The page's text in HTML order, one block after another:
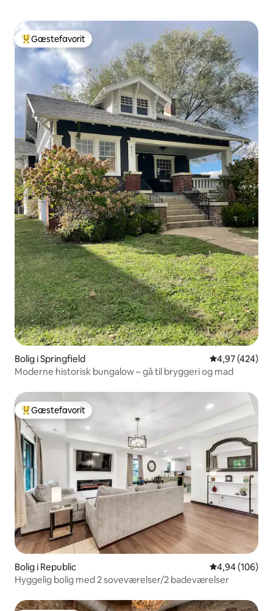
Bedste gæstefavorit
Gæstefavorit
Bolig i Springfield 4,97 ud af 5 i
4,97 (424)
Moderne historisk bungalow – gå til bryggeri og mad
Bedste gæstefavorit
Gæstefavorit
Bolig i Republic 4,94 ud af 5 i
4,94 (106)
Hyggelig bolig med 2 soveværelser/2 badeværelser